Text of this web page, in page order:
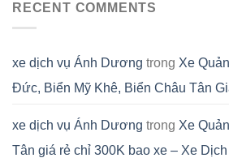
RECENT COMMENTS
xe dịch vụ Ánh Dương trong Xe
Đức, Biển Mỹ Khê, Biển Châu Tân
xe dịch vụ Ánh Dương trong Xe
Tân giá rẻ chỉ 300K bao xe – Xe